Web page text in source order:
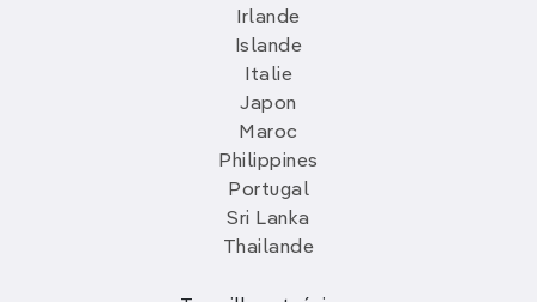
Irlande
Islande
Italie
Japon
Maroc
Philippines
Portugal
Sri Lanka
Thailande